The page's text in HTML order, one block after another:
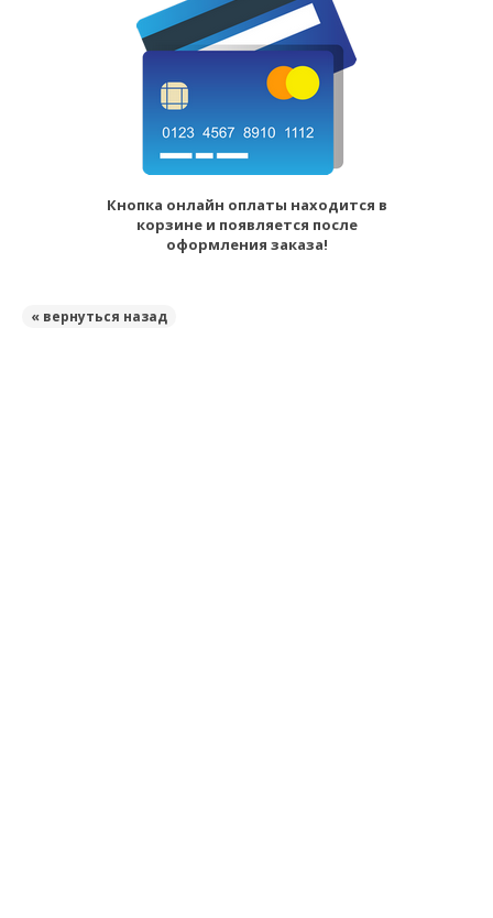
Кнопка онлайн оплаты находится в
корзине и появляется после
оформления заказа!
« вернуться назад